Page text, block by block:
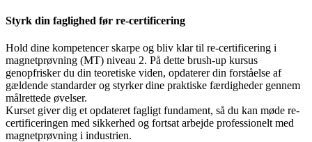
Styrk din faglighed før re-certificering
Hold dine kompetencer skarpe og bliv klar til re-certificering i
magnetprøvning (MT) niveau 2. På dette brush-up kursus
genopfrisker du din teoretiske viden, opdaterer din forståelse af
gældende standarder og styrker dine praktiske færdigheder gennem
målrettede øvelser.
Kurset giver dig et opdateret fagligt fundament, så du kan møde re-
certificeringen med sikkerhed og fortsat arbejde professionelt med
magnetprøvning i industrien.